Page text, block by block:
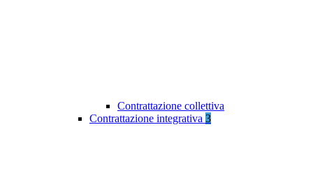
Contrattazione collettiva
Contrattazione integrativa 3